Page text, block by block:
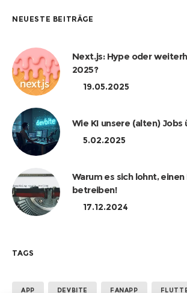
NEUESTE BEITRÄGE
Next.js: Hype oder
2025?
19.05.2025
Wie KI unsere (alten)
5.02.2025
Warum es sich lohnt, einen
betreiben!
17.12.2024
TAGS
APP DEVBITE FANAPP